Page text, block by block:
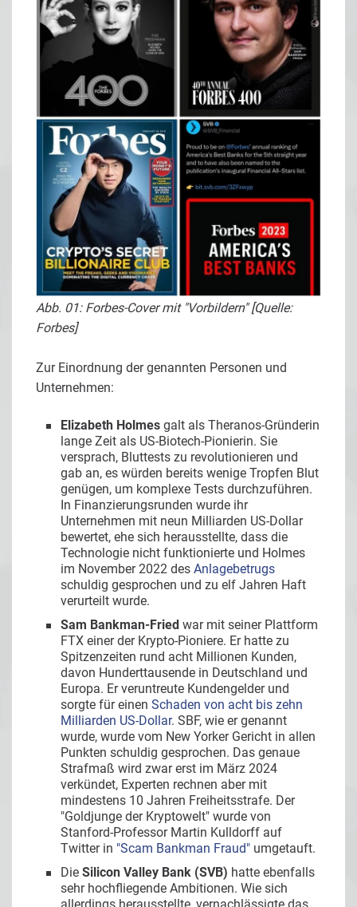
Abb. 01: Forbes-Cover mit "Vorbildern" [Quelle:
Forbes]
Zur Einordnung der genannten Personen und
Unternehmen:
Elizabeth Holmes galt als Theranos-Gründerin
lange Zeit als US-Biotech-Pionierin. Sie
versprach, Bluttests zu revolutionieren und
gab an, es würden bereits wenige Tropfen Blut
genügen, um komplexe Tests durchzuführen.
In Finanzierungsrunden wurde ihr
Unternehmen mit neun Milliarden US-Dollar
bewertet, ehe sich herausstellte, dass die
Technologie nicht funktionierte und Holmes
im November 2022 des Anlagebetrugs
schuldig gesprochen und zu elf Jahren Haft
verurteilt wurde.
Sam Bankman-Fried war mit seiner Plattform
FTX einer der Krypto-Pioniere. Er hatte zu
Spitzenzeiten rund acht Millionen Kunden,
davon Hunderttausende in Deutschland und
Europa. Er veruntreute Kundengelder und
sorgte für einen Schaden von acht bis zehn
Milliarden US-Dollar. SBF, wie er genannt
wurde, wurde vom New Yorker Gericht in allen
Punkten schuldig gesprochen. Das genaue
Strafmaß wird zwar erst im März 2024
verkündet, Experten rechnen aber mit
mindestens 10 Jahren Freiheitsstrafe. Der
"Goldjunge der Kryptowelt" wurde von
Stanford-Professor Martin Kulldorff auf
Twitter in "Scam Bankman Fraud" umgetauft.
Die Silicon Valley Bank (SVB) hatte ebenfalls
sehr hochfliegende Ambitionen. Wie sich